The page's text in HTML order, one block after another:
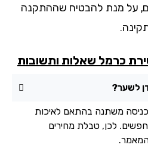
מנת להבטיח שההתקנה
שאלות ותשובות
משתנה בהתאם לאיכות
לכן, טבלת מחירים